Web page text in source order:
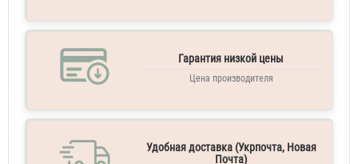
женские
Гарантия низкой цены
Цена производителя
Удобная доставка (Укрпочта, Новая
Почта)